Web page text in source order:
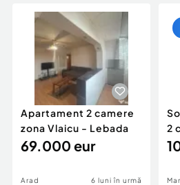
Servicii
Animale de companie
Afaceri și echipamente
Inchiriere Bunuri si Vehicule
Utilaje agricole si industriale
Piese auto si accesorii
Dacia Duster
Apartament 2 camere
zona Vlaicu - Lebada
69.000 eur
Arad 6 luni în urmă
2